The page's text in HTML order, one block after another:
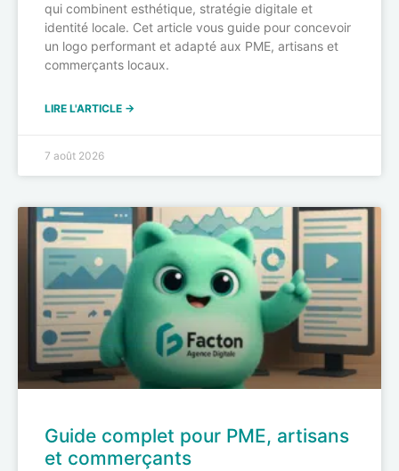
qui combinent esthétique, stratégie digitale et
identité locale. Cet article vous guide pour concevoir
un logo performant et adapté aux PME, artisans et
commerçants locaux.
LIRE L'ARTICLE →
7 août 2026
Guide complet pour PME, artisans
et commerçants